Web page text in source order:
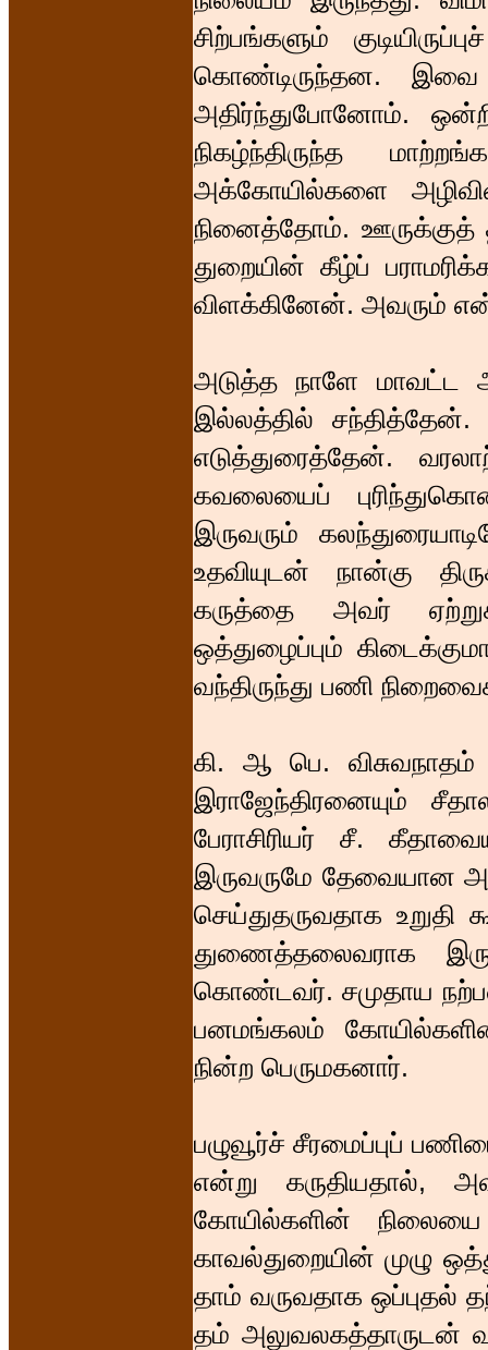
சிற்பங்களும்
கொண்டிருந்தன.
அதிர்ந்துபோனோம்.
நிகழ்ந்திருந்த
அக்கோயில்களை
நினைத்தோம். ஊருக்குத்
துறையின் கீழ்ப்
விளக்கினேன். அவரும்
அடுத்த நாளே மாவட்ட
இல்லத்தில்
எடுத்துரைத்தேன்.
கவலையைப்
இருவரும்
உதவியுடன் நான்கு
கருத்தை அவர்
ஒத்துழைப்பும்
வந்திருந்து பணி
கி. ஆ பெ. விசுவநாதம்
இராஜேந்திரனையும்
பேராசிரியர் சீ.
இருவருமே தேவையான
செய்துதருவதாக உறுதி
துணைத்தலைவராக
கொண்டவர். சமுதாய
பனமங்கலம்
நின்ற பெருமகனார்.
பழுவூர்ச் சீரமைப்புப்
என்று கருதியதால்,
கோயில்களின்
காவல்துறையின் முழு
தாம் வருவதாக ஒப்புதல்
தம் அலுவலகத்தாருடன்